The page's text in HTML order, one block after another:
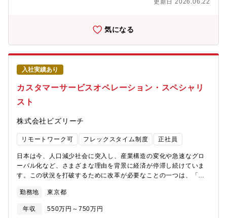
理解力など、給与計算はもちろん、その他の分野にも応用可能な
の交渉・調整が多く発生するため、コミュニケーションが得意な
方・お客様の求めている本質を考えることができる方・新しい知
識の習得に意欲的に取り組み、向上心の高い方・ミスが許されな
い給与計算において、全ての工程を確実に実行する丁寧さや計画
性を備えている方・顧客の課題や要望に着目し、解決方法を考え
て提案することに喜びを感じられる方・チームで物事を進めるこ
とが好きな方・「100点が当たり前」である給与計算の重圧に耐え
られる、精神的なタフさをお持ちの方配属先の仕事の全体像配属
先となるプロセス部門は、東京（70名）、北海道（190名）、長
（※ご本人の意に沿わない転勤はございません。）入社後の業務
内容①スケジュール管理：給与計算に向けた勤怠実績など各種デ
ータの期限を顧客とすり合わせます。②問合せ対応：顧客人事担
合せに回答します。③給与計算：実際の給与計算はシステムが実
施しますが、エラーの確認などを行い、確定日までに確実に給与
の支払い金額を確定して納品します。④月次報告会：毎月、担当
顧客と当月給与計算の報告・課題管理・改善提案を実施します。
算ロジックの修正を行います。将来のキャリアパス1か月程度の研
更新日 2026.06.22
気になる
入社実績あり
カスタマーサービスオペレーション・スペシャリ
スト
株式会社ビズリーチ
リモートワーク可 フレックスタイム制度 正社員
日本は今、人口減少社会に突入し、産業構造の変化や急速なグロ
ーバル化など、さまざまな理由を背景に経済が停滞し続けていま
す。この状況を打破するために改革が必要なことの一つは、「働
伴い、ビジネス環境はいともたやすく変化します。企業は、不確
実で複雑性が高い環境下で変化し続けなければ生き残っていけま
せん。企業の経営環境の移り変わりにより、個人の「働き方」を
勤務地 東京都
年収 550万円～750万円